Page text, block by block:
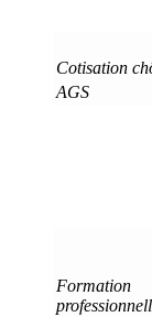
Cotisation
AGS
Formation